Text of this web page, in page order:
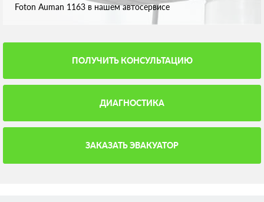
Foton Auman 1163 в нашем автосервисе
ПОЛУЧИТЬ КОНСУЛЬТАЦИЮ
ДИАГНОСТИКА
ЗАКАЗАТЬ ЭВАКУАТОР